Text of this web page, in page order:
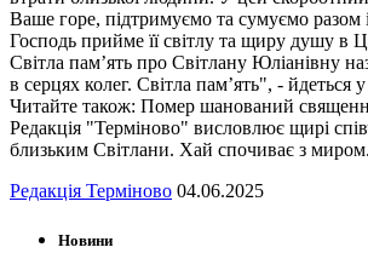
Ваше горе, підтримуємо та сумуємо
Господь прийме її світлу та щиру душу в
Світла пам’ять про Світлану Юліанівну
в серцях колег. Світла пам’ять", - йдеться
Читайте також: Помер шанований
Редакція "Терміново" висловлює щирі
близьким Світлани. Хай спочиває з
Редакція Терміново 04.06.2025
Новини